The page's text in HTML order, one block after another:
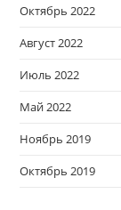
Октябрь 2022
Август 2022
Июль 2022
Май 2022
Ноябрь 2019
Октябрь 2019